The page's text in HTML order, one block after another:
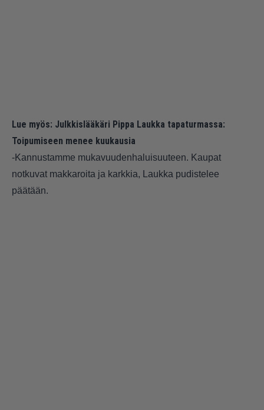
Lue myös: Julkkislääkäri Pippa Laukka tapaturmassa:
Toipumiseen menee kuukausia
-Kannustamme mukavuuden­haluisuuteen. Kaupat
notkuvat makkaroita ja karkkia, Laukka pudistelee
päätään.